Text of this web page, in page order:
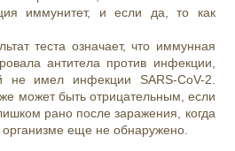
иммунитет, и если да, то как
теста означает, что иммунная
антитела против инфекции,
не имел инфекции SARS-CoV-2.
может быть отрицательным, если
рано после заражения, когда
организме еще не обнаружено.